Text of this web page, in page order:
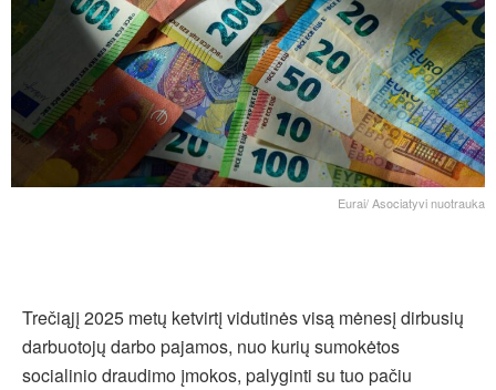
Eurai/ Asociatyvi nuotrauka
Trečiąjį 2025 metų ketvirtį vidutinės visą mėnesį dirbusių
darbuotojų darbo pajamos, nuo kurių sumokėtos
socialinio draudimo įmokos, palyginti su tuo pačiu